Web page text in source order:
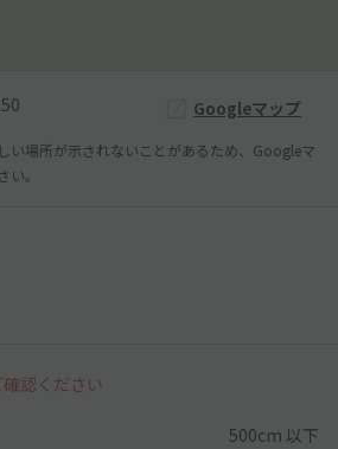
Googleマップ
い場所が示されないことがあるため、Googleマ
。
認ください
500cm 以下